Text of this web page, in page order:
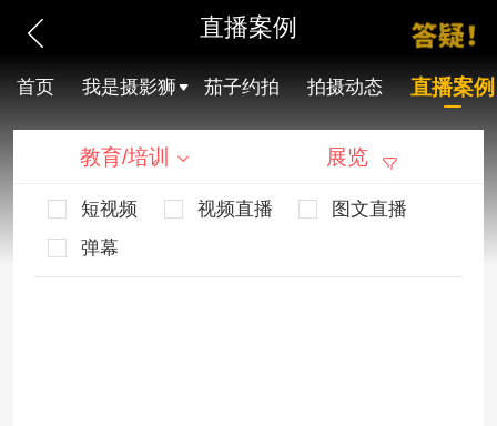
直播案例
首页 我是摄影狮 茄子约拍 拍摄动态 直播案例
教育/培训 展览
短视频 视频直播
图文直播
弹幕